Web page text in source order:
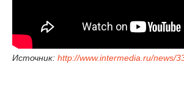
Источник: http://www.intermedia.ru/news/